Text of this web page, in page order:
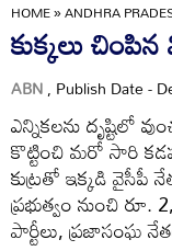
HOME»ANDHRA
కుక్కలు
ABN, Publish Date -
ఎన్నికలను దృష్టిలో
కొట్టించి మరో సారి
కుట్రతో ఇక్కడి వైసీపీ
ప్రభుత్వం నుంచి
పార్టీలు, ప్రజాసంఘ